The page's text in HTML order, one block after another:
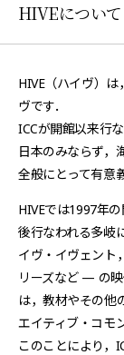
HIVEについて
HIVE（ハイヴ）
ヴです．
ICCが開館以来行
日本のみならず，
全般にとって有意
HIVEでは1997年
後行なわれる多岐
イヴ・イヴェント
リーズなど — の
は，教材やその他
エイティブ・コモ
このことにより，